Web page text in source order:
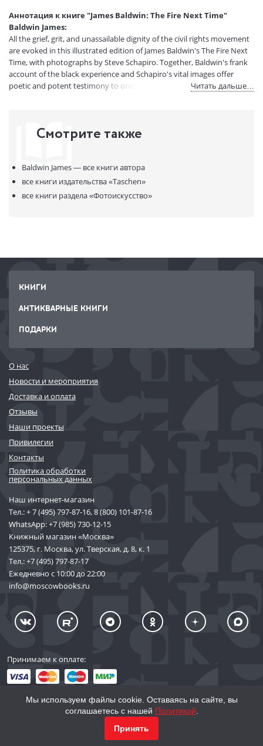
Код товара:
50062291
Артикул:
14448198
ISBN:
9783836571517
В продаже с:
01.06.2022
Аннотация к книге "James Baldwin: The Fire Next Time"
Baldwin James:
All the grief, grit, and unassailable dignity of the civil rights movement
are evoked in this illustrated edition of James Baldwin's The Fire Next
Time, with photographs by Steve Schapiro. Together, Baldwin's frank
account of the black experience and Schapiro's vital images offer
poetic and potent testimony to one of the most important...Читать дальше…
Смотрите также
Baldwin James — все книги автора
все книги издательства«Taschen»
все книги раздела«Фотоискусство»
КНИГИ
АНТИКВАРНЫЕ КНИГИ
ПОДАРКИ
О нас
Новости и мероприятия
Доставка и оплата
Отзывы
Наши проекты
Привилегии
Контакты
Политика обработки
персональных данных
Наш интернет-магазин
Тел.:+ 7 (495) 797-87-16,8 (800) 101-87-16
WhatsApp:+7 (985) 730-12-15
Книжный магазин «Москва»
125375, г. Москва, ул. Тверская, д. 8, к. 1
Тел.:+7 (495) 797-87-17
Ежедневно с 10:00 до 22:00
info@moscowbooks.ru
Принимаем к оплате:
© 2002–2026 «Торговый Дом Книги «МОСКВА»
Мы используем файлы cookie. Оставаясь на сайте, вы
соглашаетесь с нашей Политикой
Принять